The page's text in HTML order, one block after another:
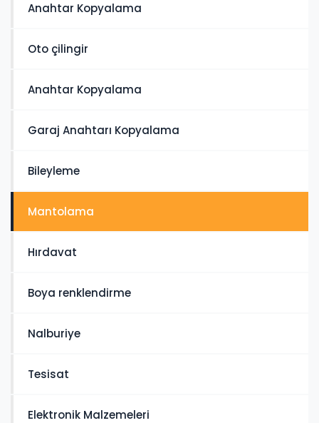
Anahtar Kopyalama
Oto çilingir
Anahtar Kopyalama
Garaj Anahtarı Kopyalama
Bileyleme
Mantolama
Hırdavat
Boya renklendirme
Nalburiye
Tesisat
Elektronik Malzemeleri